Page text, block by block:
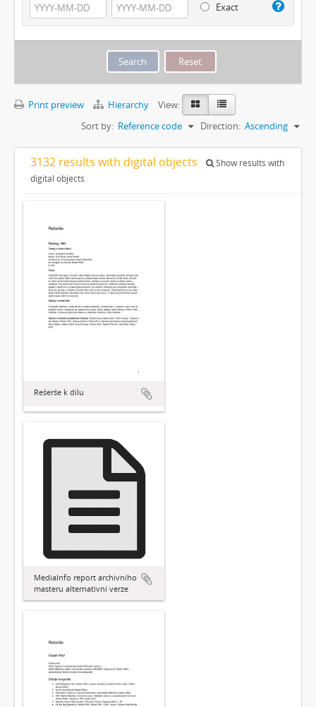
Exact
Print preview Hierarchy
View:
Sort by: Reference code Direction: Ascending
3132 results with digital objects
Show results with
digital objects
Rešerše k dílu
MediaInfo report archivního
masteru alternativní verze